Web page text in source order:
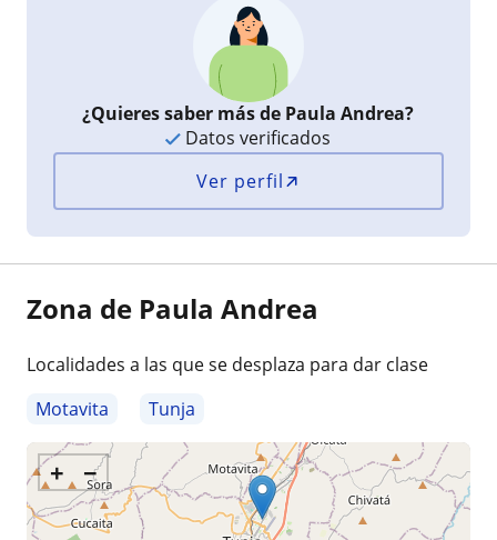
¿Quieres saber más de Paula Andrea?
Datos verificados
Ver perfil
Zona de Paula Andrea
Localidades a las que se desplaza para dar clase
Motavita
Tunja
+ −